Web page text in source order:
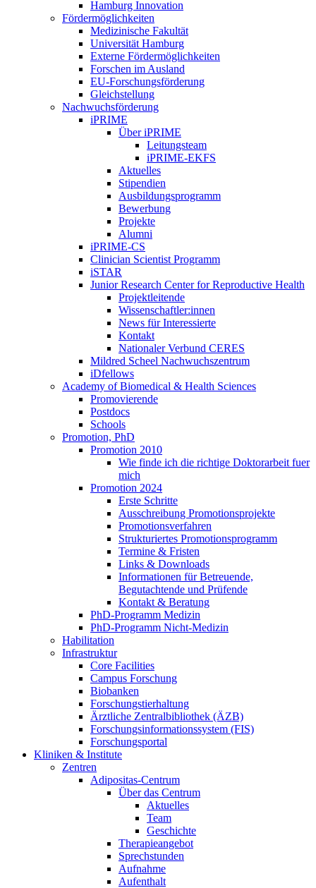
Hamburg Innovation
Fördermöglichkeiten
Medizinische Fakultät
Universität Hamburg
Externe Fördermöglichkeiten
Forschen im Ausland
EU-Forschungsförderung
Gleichstellung
Nachwuchsförderung
iPRIME
Über iPRIME
Leitungsteam
iPRIME-EKFS
Aktuelles
Stipendien
Ausbildungsprogramm
Bewerbung
Projekte
Alumni
iPRIME-CS
Clinician Scientist Programm
iSTAR
Junior Research Center for Reproductive Health
Projektleitende
Wissenschaftler:innen
News für Interessierte
Kontakt
Nationaler Verbund CERES
Mildred Scheel Nachwuchszentrum
iDfellows
Academy of Biomedical & Health Sciences
Promovierende
Postdocs
Schools
Promotion, PhD
Promotion 2010
Wie finde ich die richtige Doktorarbeit fuer
mich
Promotion 2024
Erste Schritte
Ausschreibung Promotionsprojekte
Promotionsverfahren
Strukturiertes Promotionsprogramm
Termine & Fristen
Links & Downloads
Informationen für Betreuende,
Begutachtende und Prüfende
Kontakt & Beratung
PhD-Programm Medizin
PhD-Programm Nicht-Medizin
Habilitation
Infrastruktur
Core Facilities
Campus Forschung
Biobanken
Forschungstierhaltung
Ärztliche Zentralbibliothek (ÄZB)
Forschungsinformationssystem (FIS)
Forschungsportal
Kliniken & Institute
Zentren
Adipositas-Centrum
Über das Centrum
Aktuelles
Team
Geschichte
Therapieangebot
Sprechstunden
Aufnahme
Aufenthalt